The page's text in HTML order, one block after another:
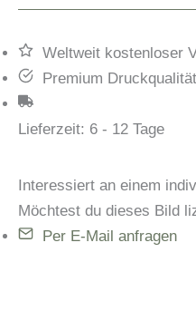
Weltweit kostenloser
Premium Druckqualität
Lieferzeit: 6 - 12 Tage
Interessiert an einem
Möchtest du dieses Bild
Per E-Mail anfragen